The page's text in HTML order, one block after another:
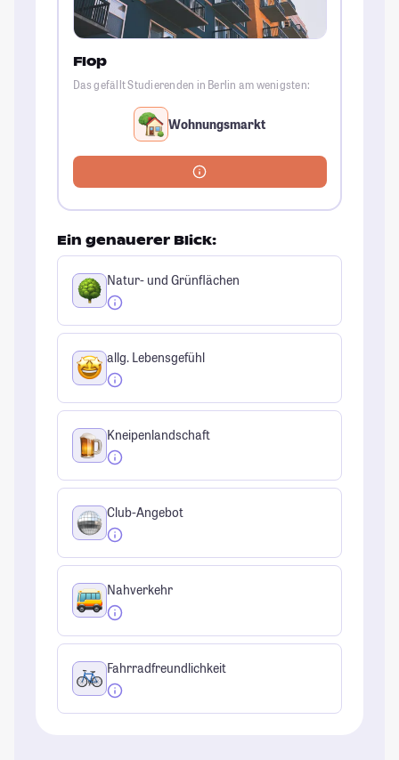
Flop
Das gefällt Studierenden in Berlin am wenigsten:
Wohnungsmarkt
Ein genauerer Blick:
Natur- und Grünflächen
allg. Lebensgefühl
Kneipenlandschaft
Club-Angebot
Nahverkehr
Fahrradfreundlichkeit